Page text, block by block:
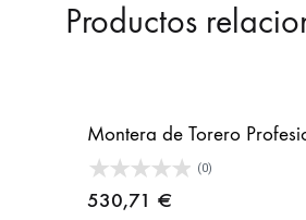
Productos
Montera de Torero
(0)
530,71 €